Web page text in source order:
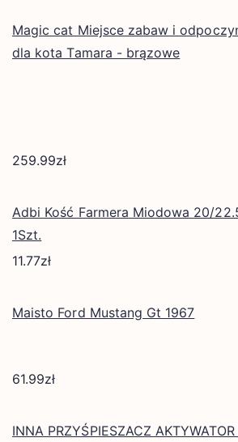
Magic cat Miejsce zabaw i
dla kota Tamara - brązowe
259.99zł
Adbi Kość Farmera Miodowa 20/
1Szt.
11.77zł
Maisto Ford Mustang Gt 1967
61.99zł
INNA PRZYŚPIESZACZ